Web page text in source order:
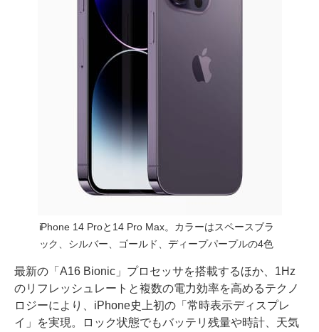
iPhone 14 Proと14 Pro Max。カラーはスペースブラ
ック、シルバー、ゴールド、ディープパープルの4色
最新の「A16 Bionic」プロセッサを搭載するほか、1Hz
のリフレッシュレートと複数の電力効率を高めるテクノ
ロジーにより、iPhone史上初の「常時表示ディスプレ
イ」を実現。ロック状態でもバッテリ残量や時計、天気